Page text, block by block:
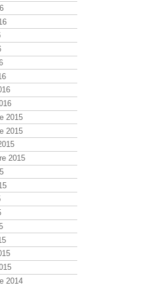
2015
2015
2015
2014